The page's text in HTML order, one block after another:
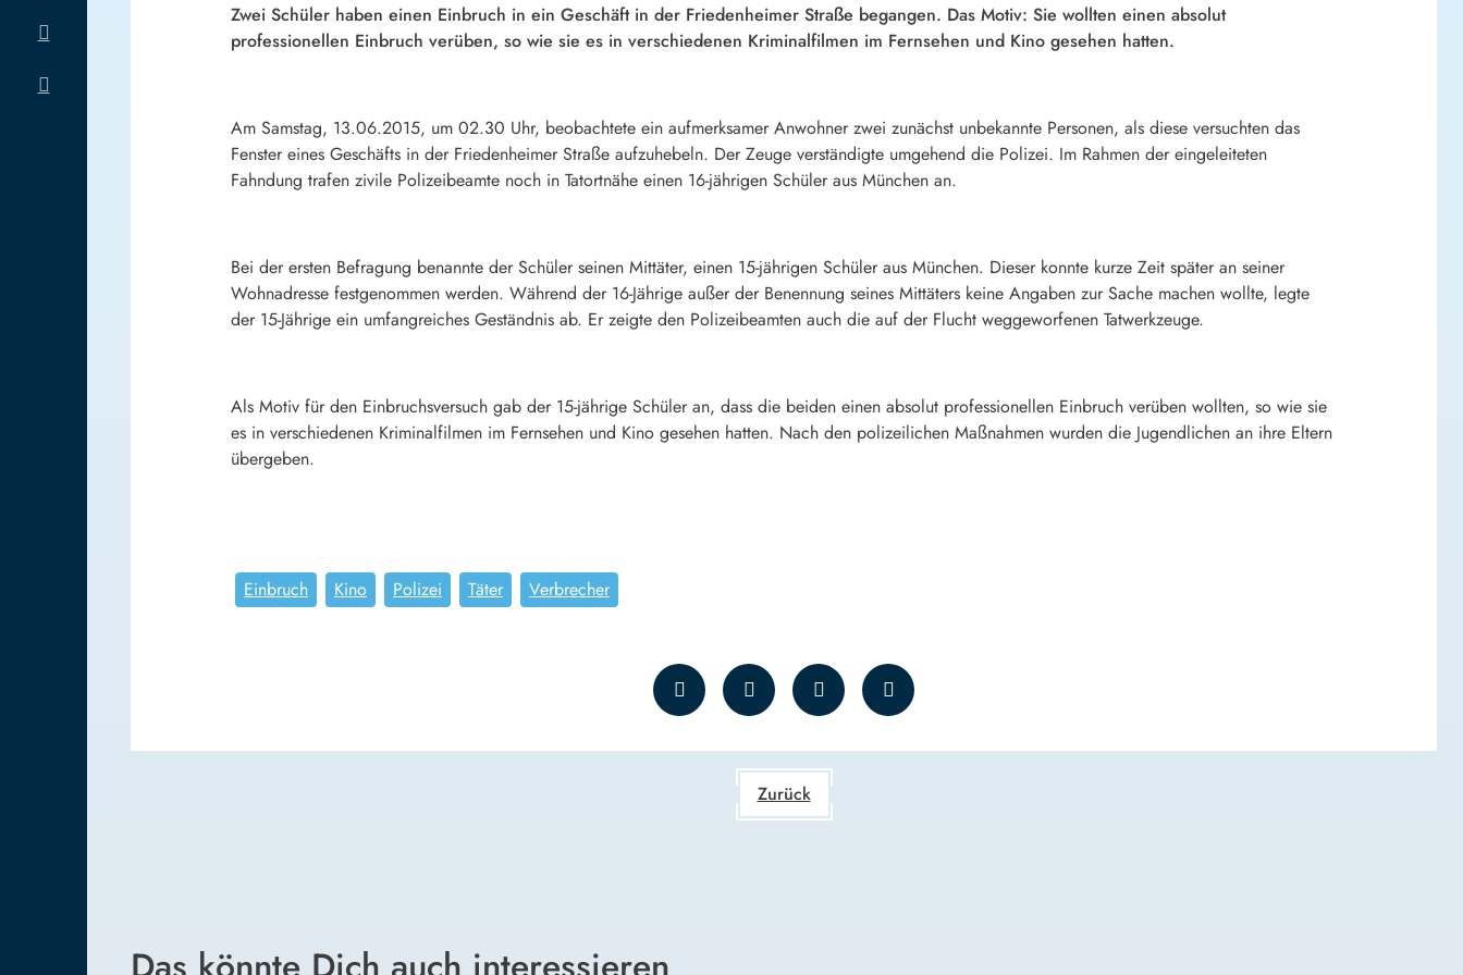
Zwei Schüler haben einen Einbruch in ein Geschäft in der Friedenheimer Straße begangen. Das Motiv: Sie wollten einen absolut
professionellen Einbruch verüben, so wie sie es in verschiedenen Kriminalfilmen im Fernsehen und Kino gesehen hatten.
Am Samstag, 13.06.2015, um 02.30 Uhr, beobachtete ein aufmerksamer Anwohner zwei zunächst unbekannte Personen, als diese versuchten das
Fenster eines Geschäfts in der Friedenheimer Straße aufzuhebeln. Der Zeuge verständigte umgehend die Polizei. Im Rahmen der eingeleiteten
Fahndung trafen zivile Polizeibeamte noch in Tatortnähe einen 16-jährigen Schüler aus München an.
Bei der ersten Befragung benannte der Schüler seinen Mittäter, einen 15-jährigen Schüler aus München. Dieser konnte kurze Zeit später an seiner
Wohnadresse festgenommen werden. Während der 16-Jährige außer der Benennung seines Mittäters keine Angaben zur Sache machen wollte, legte
der 15-Jährige ein umfangreiches Geständnis ab. Er zeigte den Polizeibeamten auch die auf der Flucht weggeworfenen Tatwerkzeuge.
Als Motiv für den Einbruchsversuch gab der 15-jährige Schüler an, dass die beiden einen absolut professionellen Einbruch verüben wollten, so wie sie
es in verschiedenen Kriminalfilmen im Fernsehen und Kino gesehen hatten. Nach den polizeilichen Maßnahmen wurden die Jugendlichen an ihre Eltern
übergeben.
Einbruch Kino Polizei Täter Verbrecher
Zurück